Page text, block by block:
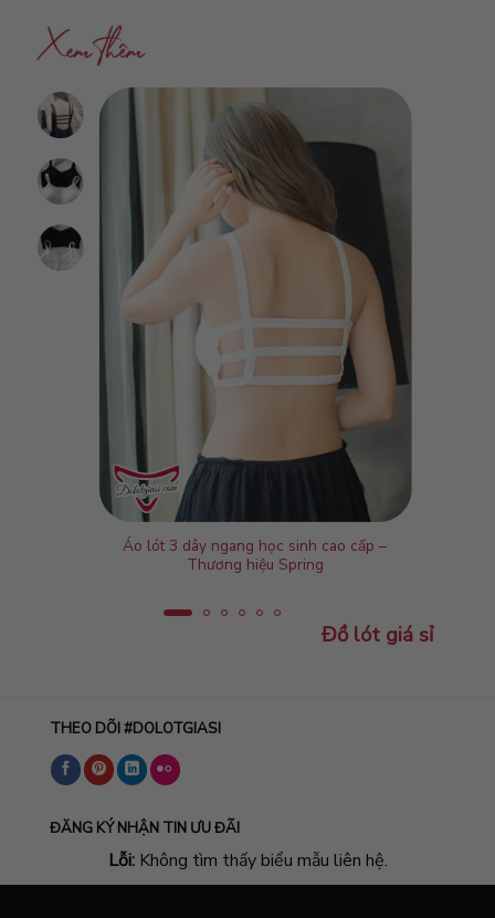
Áo lót 3 dây ngang học sinh cao cấp –
Thương hiệu Spring
Đồ lót giá sỉ
THEO DÕI #DOLOTGIASI
ĐĂNG KÝ NHẬN TIN ƯU ĐÃI
Lỗi:Không tìm thấy biểu mẫu liên hệ.